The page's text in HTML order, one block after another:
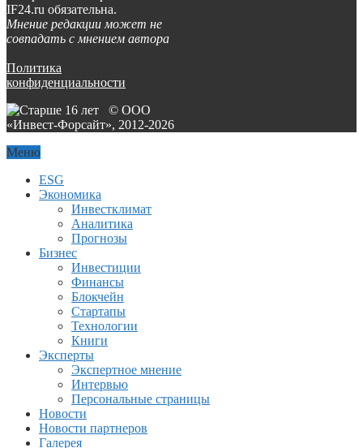
IF24.ru обязательна.
Мнение редакции может не
совпадать с мнением автора
Политика
конфиденциальности
© ООО
«Инвест-Форсайт», 2012-2026
Меню
ESG
Экономика
Инвестклимат
Аналитика
Прогнозы
Бизнес
Инвестиции
Финансы
Блокчейн
Стартапы
Технологии
Книги
Эксперты
Экспертное мнение
Интервью
Персональные страницы
Новости
Новости партнеров
Галерея